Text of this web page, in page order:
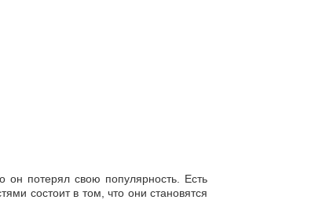
потерял свою популярность. Есть
состоит в том, что они становятся